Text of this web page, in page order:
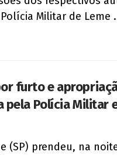
Militar de Leme
furto e
pela Polícia Militar
(SP) prendeu, na